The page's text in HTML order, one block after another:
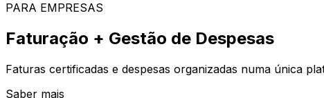
PARA EMPRESAS
Faturação + Gestão de Despesas
Faturas certificadas e despesas organizadas numa única
Saber mais